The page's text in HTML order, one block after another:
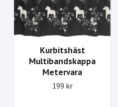
Kurbitshäst
Multibandskappa
Metervara
199 kr